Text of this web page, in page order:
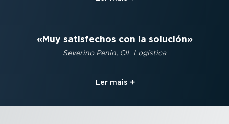
Muy satisfechos con la solución
Severino Penin, CIL Logística
Ler mais⁠